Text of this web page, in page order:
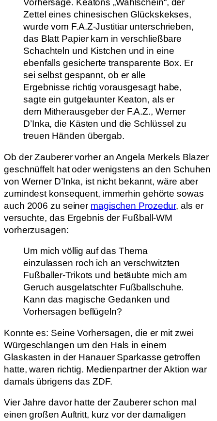
Vorhersage. Keatons „Wahlschein“, der
Zettel eines chinesischen Glückskekses,
wurde vom F.A.Z-Justitiar unterschrieben,
das Blatt Papier kam in verschließbare
Schachteln und Kistchen und in eine
ebenfalls gesicherte transparente Box. Er
sei selbst gespannt, ob er alle
Ergebnisse richtig vorausgesagt habe,
sagte ein gutgelaunter Keaton, als er
dem Mitherausgeber der F.A.Z., Werner
D’Inka, die Kästen und die Schlüssel zu
treuen Händen übergab.
Ob der Zauberer vorher an Angela Merkels Blazer
geschnüffelt hat oder wenigstens an den Schuhen
von Werner D’Inka, ist nicht bekannt, wäre aber
zumindest konsequent, immerhin gehörte sowas
auch 2006 zu seiner magischen Prozedur, als er
versuchte, das Ergebnis der Fußball-WM
vorherzusagen:
Um mich völlig auf das Thema
einzulassen roch ich an verschwitzten
Fußballer-Trikots und betäubte mich am
Geruch ausgelatschter Fußballschuhe.
Kann das magische Gedanken und
Vorhersagen beflügeln?
Konnte es: Seine Vorhersagen, die er mit zwei
Würgeschlangen um den Hals in einem
Glaskasten in der Hanauer Sparkasse getroffen
hatte, waren richtig. Medienpartner der Aktion war
damals übrigens das ZDF.
Vier Jahre davor hatte der Zauberer schon mal
einen großen Auftritt, kurz vor der damaligen